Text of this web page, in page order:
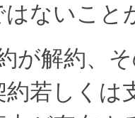
はないこと
が解約、
約若しく